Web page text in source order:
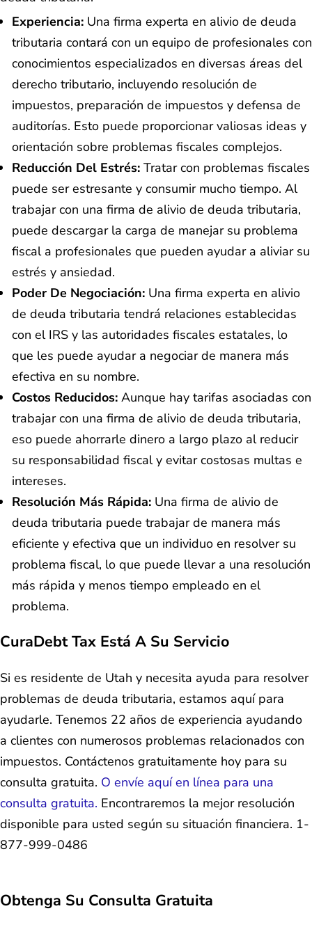
Experiencia: Una firma experta en alivio de deuda
tributaria contará con un equipo de profesionales con
conocimientos especializados en diversas áreas del
derecho tributario, incluyendo resolución de
impuestos, preparación de impuestos y defensa de
auditorías. Esto puede proporcionar valiosas ideas y
orientación sobre problemas fiscales complejos.
Reducción Del Estrés: Tratar con problemas fiscales
puede ser estresante y consumir mucho tiempo. Al
trabajar con una firma de alivio de deuda tributaria,
puede descargar la carga de manejar su problema
fiscal a profesionales que pueden ayudar a aliviar su
estrés y ansiedad.
Poder De Negociación: Una firma experta en alivio
de deuda tributaria tendrá relaciones establecidas
con el IRS y las autoridades fiscales estatales, lo
que les puede ayudar a negociar de manera más
efectiva en su nombre.
Costos Reducidos: Aunque hay tarifas asociadas con
trabajar con una firma de alivio de deuda tributaria,
eso puede ahorrarle dinero a largo plazo al reducir
su responsabilidad fiscal y evitar costosas multas e
intereses.
Resolución Más Rápida: Una firma de alivio de
deuda tributaria puede trabajar de manera más
eficiente y efectiva que un individuo en resolver su
problema fiscal, lo que puede llevar a una resolución
más rápida y menos tiempo empleado en el
problema.
CuraDebt Tax Está A Su Servicio
Si es residente de Utah y necesita ayuda para resolver
problemas de deuda tributaria, estamos aquí para
ayudarle. Tenemos 22 años de experiencia ayudando
a clientes con numerosos problemas relacionados con
impuestos. Contáctenos gratuitamente hoy para su
consulta gratuita. O envíe aquí en línea para una
consulta gratuita. Encontraremos la mejor resolución
disponible para usted según su situación financiera. 1-
877-999-0486
Obtenga Su Consulta Gratuita